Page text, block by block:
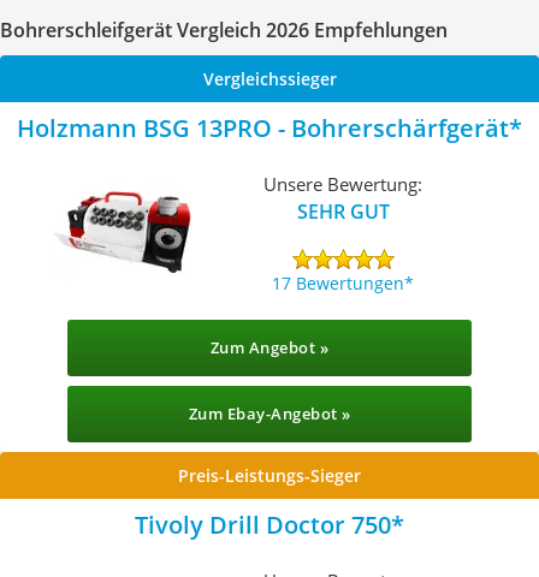
Bohrerschleifgerät Vergleich 2026 Empfehlungen
Vergleichssieger
Holzmann BSG 13PRO - Bohrerschärfgerät
Unsere Bewertung:
SEHR GUT
17 Bewertungen
Zum Angebot »
Zum Ebay-Angebot »
Preis-Leistungs-Sieger
Tivoly Drill Doctor 750